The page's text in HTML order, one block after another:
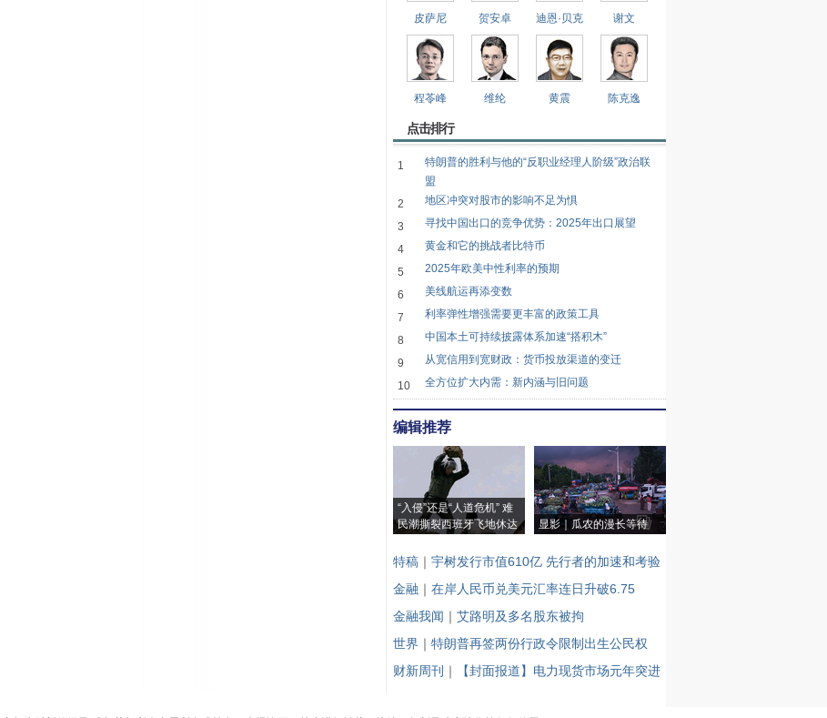
皮萨尼 贺安卓 迪恩·贝克 谢文
程苓峰 维纶 黄震 陈克逸
点击排行
1
特朗普的胜利与他的“反职业经理人阶级”政治联
盟
2
地区冲突对股市的影响不足为惧
3 寻找中国出口的竞争优势：2025年出口展望
4 黄金和它的挑战者比特币
5 2025年欧美中性利率的预期
6 美线航运再添变数
7 利率弹性增强需要更丰富的政策工具
8 中国本土可持续披露体系加速“搭积木”
9 从宽信用到宽财政：货币投放渠道的变迁
10 全方位扩大内需：新内涵与旧问题
编辑推荐
“入侵”还是“人道危机” 难
民潮撕裂西班牙飞地休达
显影｜瓜农的漫长等待
特稿 ｜ 宇树发行市值610亿 先行者的加速和考验
金融 ｜ 在岸人民币兑美元汇率连日升破6.75
金融我闻 ｜ 艾路明及多名股东被拘
世界 ｜ 特朗普再签两份行政令限制出生公民权
财新周刊
｜ 【封面报道】电力现货市场元年突进